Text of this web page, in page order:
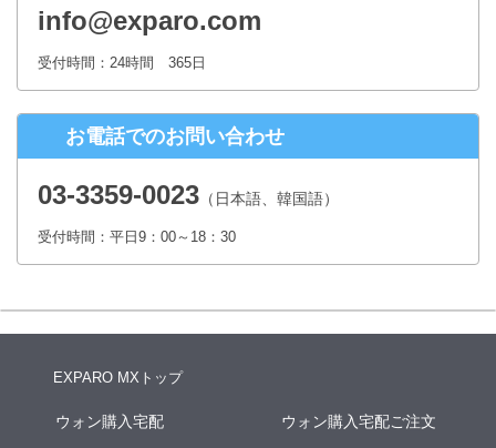
〒160-0023 東京都新宿区西新宿６丁目１２−１ パークウェストビ
ル１３階
Eメール：info@c-square.co.jp
（受付時間は、平日9時～17時30分 但し、年末年始、夏季休暇は除き
ます。）
個人情報を入力するにあたっての注意事項
回答ができない場合がございます。
本人が容易に認識できない方法による個人情報の取得
クッキーやWebビーコン等を用いるなどして、本人が容易に認識でき
info@exparo.com
受付時間：24時間 365日
お電話でのお問い合わせ
03-3359-0023 （日本語、韓国語）
受付時間：平日9：00～18：30
EXPARO MXトップ
ウォン購入宅配 ウォン購入宅配ご注文